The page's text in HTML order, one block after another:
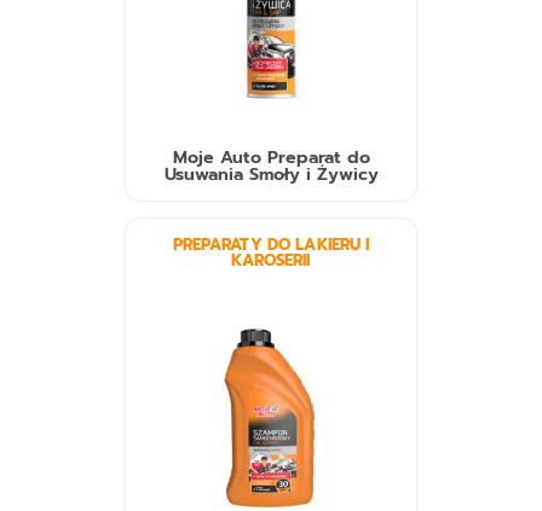
Moje Auto Preparat do
Usuwania Smoły i Żywicy
PREPARATY DO LAKIERU I
KAROSERII